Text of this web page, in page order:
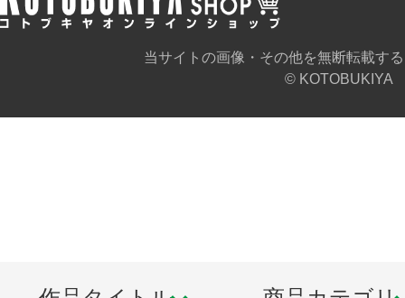
当サイトの画像・その他を無断転載す
© KOTOBUKIYA